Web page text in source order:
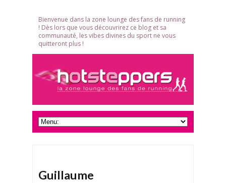
Bienvenue dans la zone lounge des fans de running
! Dès lors que vous découvrirez ce blog et sa
communauté, les vibes divines du sport ne vous
quitteront plus !
Guillaume